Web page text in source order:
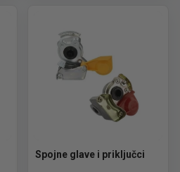
Spojne glave i priključci